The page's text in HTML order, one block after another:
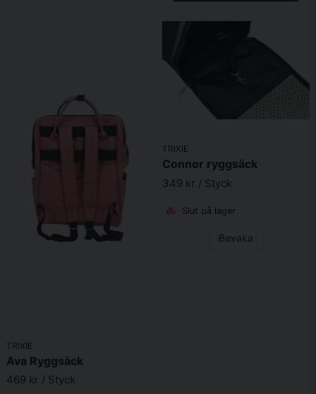
TRIXIE
Ava Ryggsäck
469 kr / Styck
TRIXIE
Connor ryggsäck
349 kr / Styck
Slut på lager
Bevaka